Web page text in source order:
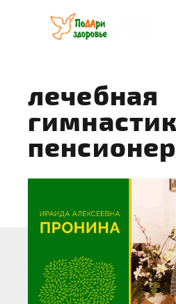
содержанию
лечебная